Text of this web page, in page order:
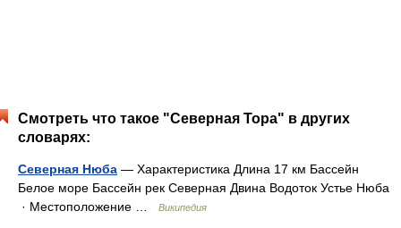
Смотреть что такое "Северная Тора" в других
словарях:
Северная Нюба — Характеристика Длина 17 км Бассейн
Белое море Бассейн рек Северная Двина Водоток Устье Нюба
· Местоположение …
Википедия